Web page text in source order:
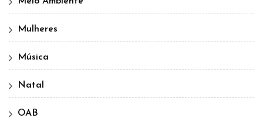
Mulheres
Música
Natal
OAB